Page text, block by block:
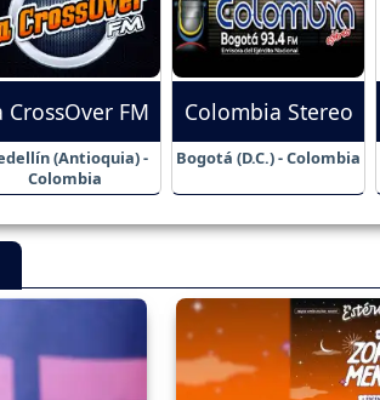
CrossOver FM
(Antioquia) -
Colombia
Colombia Stereo
Bogotá (D.C.) - Colombia